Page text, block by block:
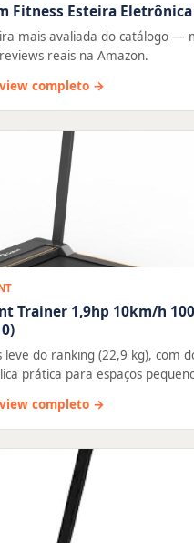
Fitness Esteira Eletrônica
mais avaliada do catálogo —
reais na Amazon.
completo →
Trainer 1,9hp 10km/h
leve do ranking (22,9 kg), com
prática para espaços
completo →